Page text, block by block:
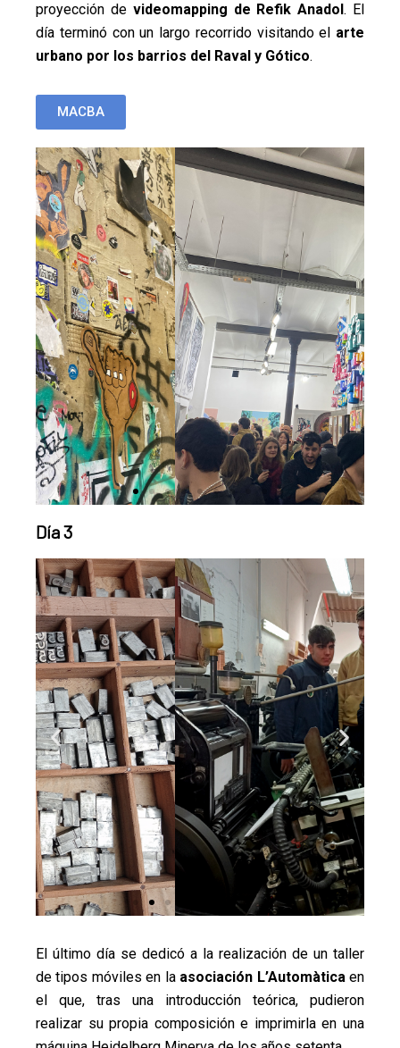
proyección de videomapping de Refik Anadol. El
día terminó con un largo recorrido visitando el arte
urbano por los barrios del Raval y Gótico.
MACBA
Día 3
El último día se dedicó a la realización de un taller
de tipos móviles en la asociación L’Automàticaen
el que, tras una introducción teórica, pudieron
realizar su propia composición e imprimirla en una